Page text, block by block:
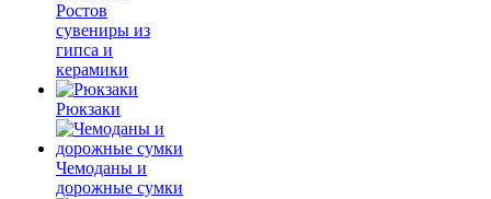
Ростов
сувениры из
гипса и
керамики
Рюкзаки
Чемоданы и
дорожные сумки